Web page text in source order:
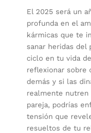
El 2025 será un
profunda en el
kármicas que te
sanar heridas del
ciclo en tu vida
reflexionar sobre
demás y si las
realmente nutren
pareja, podrías
tensión que
resueltos de tu